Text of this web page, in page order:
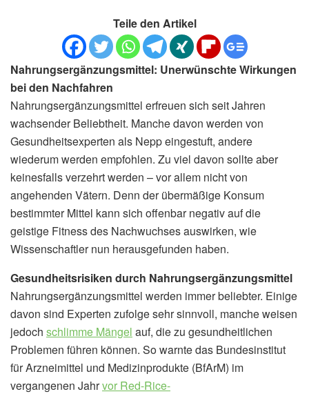
Teile den Artikel
Nahrungsergänzungsmittel: Unerwünschte Wirkungen
bei den Nachfahren
Nahrungsergänzungsmittel erfreuen sich seit Jahren
wachsender Beliebtheit. Manche davon werden von
Gesundheitsexperten als Nepp eingestuft, andere
wiederum werden empfohlen. Zu viel davon sollte aber
keinesfalls verzehrt werden – vor allem nicht von
angehenden Vätern. Denn der übermäßige Konsum
bestimmter Mittel kann sich offenbar negativ auf die
geistige Fitness des Nachwuchses auswirken, wie
Wissenschaftler nun herausgefunden haben.
Gesundheitsrisiken durch Nahrungsergänzungsmittel
Nahrungsergänzungsmittel werden immer beliebter. Einige
davon sind Experten zufolge sehr sinnvoll, manche weisen
jedoch schlimme Mängel auf, die zu gesundheitlichen
Problemen führen können. So warnte das Bundesinstitut
für Arzneimittel und Medizinprodukte (BfArM) im
vergangenen Jahrvor Red-Rice-